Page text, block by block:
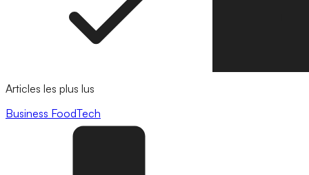
Articles les plus lus
Business FoodTech